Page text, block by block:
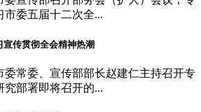
市委五届十二次全...
宣传贯彻全会精神热潮
委常委、宣传部部长赵建仁主持召开专
究部署即将召开的...